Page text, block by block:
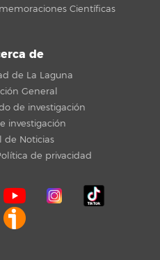
Científicas
de
de La Laguna
General
de investigación
investigación
de Noticias
de privacidad